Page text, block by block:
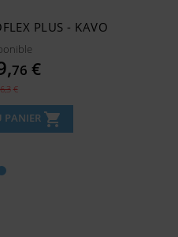
PLUS - KAVO
76 €
€
PANIER shopping_cart